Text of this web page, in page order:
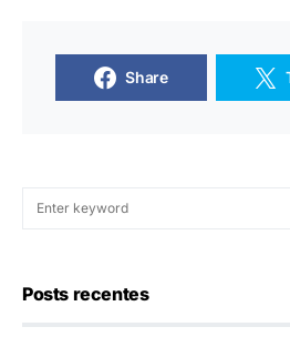
Share
Posts recentes